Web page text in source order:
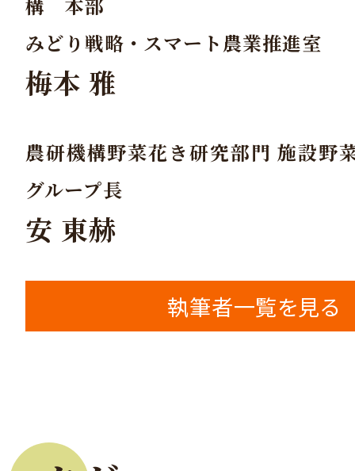
構 本部
みどり戦略・スマート農業推進室
梅本 雅
農研機構野菜花き研究部門 施設野
グループ長
安 東赫
執筆者一覧を見る